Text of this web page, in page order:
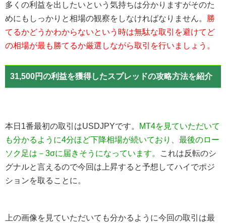
多くの利益を出したいという気持ちは分かりますがそのた
めにもしっかりと相場の観察をしなければなりません。 勝
てるかどうかわからないという時は無駄な取引を避けてど
の相場が最も勝てるか厳選しながら取引を行いましょう。
31,500円の利益を獲得したスプレッドの攻略方法を紹介
本日1番最初の取引はUSDJPYです。
MT4を見ていただいて
も分かるように4分ほど下降相場が続いており、最後のロー
ソク足は－3σに届きそうになっています。
これは反転のシ
グナルと言えるので今回は上昇すると予想してハイでポジ
ションを取ることに。
上の画像を見ていただいても分かるように今回の取引は最